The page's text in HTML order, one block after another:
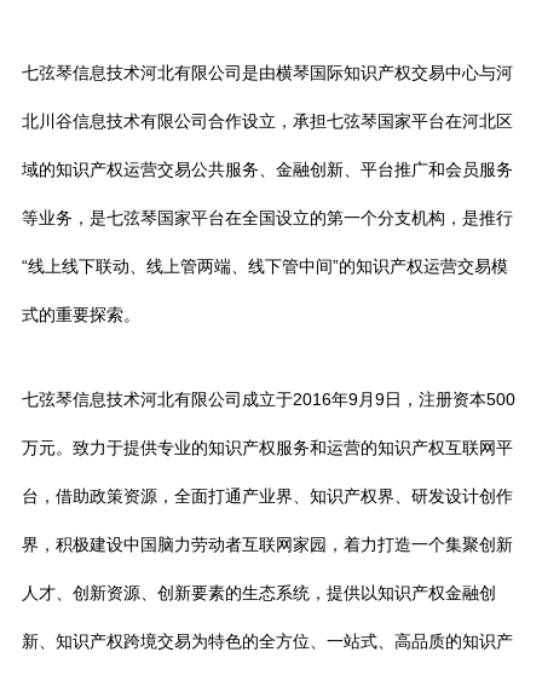
七弦琴信息技术河北有限公司是由横琴国际知识产权交易中心与河
北川谷信息技术有限公司合作设立，承担七弦琴国家平台在河北区
域的知识产权运营交易公共服务、金融创新、平台推广和会员服务
等业务，是七弦琴国家平台在全国设立的第一个分支机构，是推行
“线上线下联动、线上管两端、线下管中间”的知识产权运营交易模
式的重要探索。
七弦琴信息技术河北有限公司成立于2016年9月9日，注册资本500
万元。致力于提供专业的知识产权服务和运营的知识产权互联网平
台，借助政策资源，全面打通产业界、知识产权界、研发设计创作
界，积极建设中国脑力劳动者互联网家园，着力打造一个集聚创新
人才、创新资源、创新要素的生态系统，提供以知识产权金融创
新、知识产权跨境交易为特色的全方位、一站式、高品质的知识产